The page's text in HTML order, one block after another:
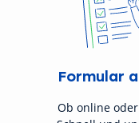
Formular
Ob online